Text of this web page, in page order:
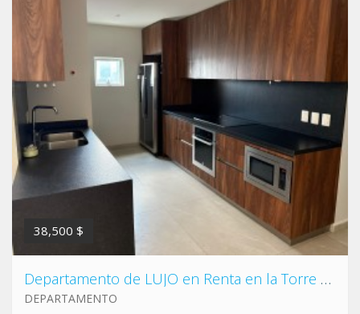
38,500 $
Departamento de LUJO en Renta en la Torre MÁS ALTA DE LATINOAMERICA, en Col. Obispado, Monterrey
DEPARTAMENTO